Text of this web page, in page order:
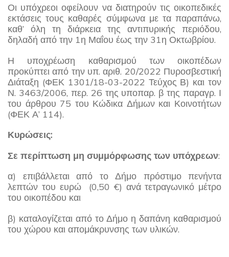
Οι υπόχρεοι οφείλουν να διατηρούν τις οικοπεδικές
εκτάσεις τους καθαρές σύμφωνα με τα παραπάνω,
καθ’ όλη τη διάρκεια της αντιπυρικής περιόδου,
δηλαδή από την 1η Μαΐου έως την 31η Οκτωβρίου.
Η υποχρέωση καθαρισμού των οικοπέδων
προκύπτει από την υπ. αριθ. 20/2022 Πυροσβεστική
Διάταξη (ΦΕΚ 1301/18-03-2022 Τεύχος Β) και τον
Ν. 3463/2006, περ. 26 της υποπαρ. β της παραγρ. Ι
του άρθρου 75 του Κώδικα Δήμων και Κοινοτήτων
(ΦΕΚ Α’ 114).
Κυρώσεις:
Σε περίπτωση μη συμμόρφωσης των υπόχρεων:
α) επιβάλλεται από το Δήμο πρόστιμο πενήντα
λεπτών του ευρώ (0,50 €) ανά τετραγωνικό μέτρο
του οικοπέδου και
β) καταλογίζεται από το Δήμο η δαπάνη καθαρισμού
του χώρου και απομάκρυνσης των υλικών.